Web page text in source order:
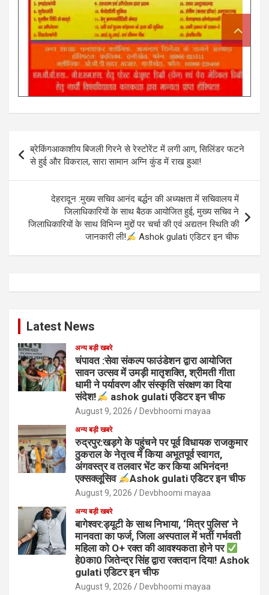
Post
navigation
ब्रेकिंगआकाशीय बिजली गिरने से रेस्टोरेंट में लगी आग, सिलिंडर फटने
से हुई और विकराल, सारा सामान अग्नि कुंड में राख हुआ!
देहरादून :मुख्य सचिव आनंद बर्द्धन की अध्यक्षता में सचिवालय में
जिलाधिकारियों के साथ बैठक आयोजित हुई, मुख्य सचिव ने
जिलाधिकारियों के साथ विभिन्न मुद्दों पर चर्चा की एवं अद्यतन स्थिति की
जानकारी ली!
Ashok gulati एडिटर इन चीफ
Latest News
अन्य बड़ी खबरे
चंपावत :सेवा संकल्प फाउंडेशन द्वारा आयोजित
सावन उत्सव में उमड़ी मातृशक्ति, श्रीमती गीता
धामी ने पर्यावरण और संस्कृति संरक्षण का दिया
संदेश!
ashok gulati एडिटर इन चीफ
August 9, 2026 Devbhoomi mayaa
अन्य बड़ी खबरे
रुद्रपुर:खड़गे के पहुंचने पर पूर्व विधायक राजकुमार
ठुकराल के नेतृत्व में किया अभूतपूर्व स्वागत,
अंगवस्त्र व तलवार भेंट कर किया अभिनंदन!
एक्सक्लूसिव
Ashok gulati एडिटर इन चीफ
August 9, 2026 Devbhoomi mayaa
अन्य बड़ी खबरे
बागेश्वर:ड्यूटी के साथ निभाया, ‘मित्र पुलिस’ ने
मानवता का फर्ज, जिला अस्पताल में भर्ती गर्भवती
महिला को O+ रक्त की आवश्यकता होने पर
हे0का0 जितेन्द्र सिंह द्वारा रक्तदान दिया! Ashok
gulati एडिटर इन चीफ
August 9, 2026 Devbhoomi mayaa